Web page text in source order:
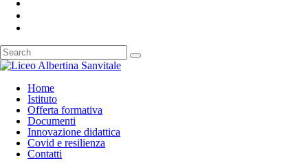
Home
Istituto
Offerta formativa
Documenti
Innovazione didattica
Covid e resilienza
Contatti